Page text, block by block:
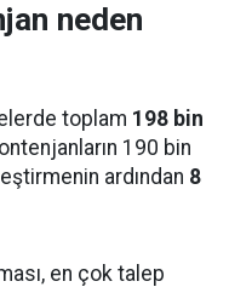
neden
toplam 198 bin
190 bin
ardından 8
en çok talep